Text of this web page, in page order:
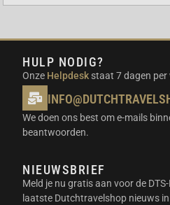
UNIEKE
Het systeem onderscheidt
laadmogelijkheid en de hoge
aangesloten accu’s op met
IP65-certificering garandeert
HULP NODIG?
Onze Helpdesk staat 7 dagen per
We doen ons best om e-mails
beantwoorden.
NIEUWSBRIEF
Meld je nu gratis aan voor de
laatste Dutchtravelshop nieuws